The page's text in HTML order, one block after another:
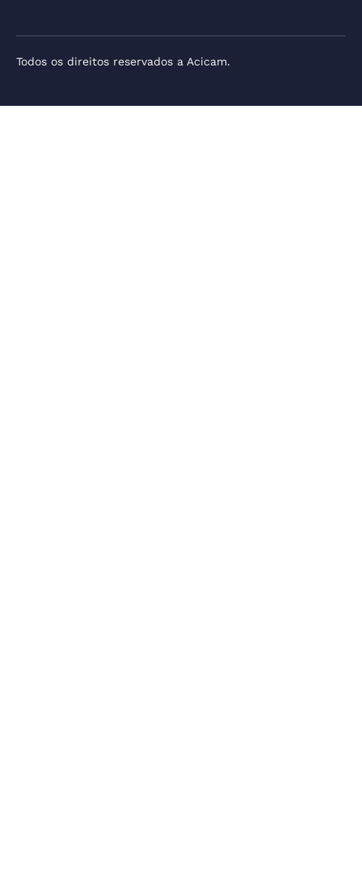
Todos os direitos reservados a Acicam.